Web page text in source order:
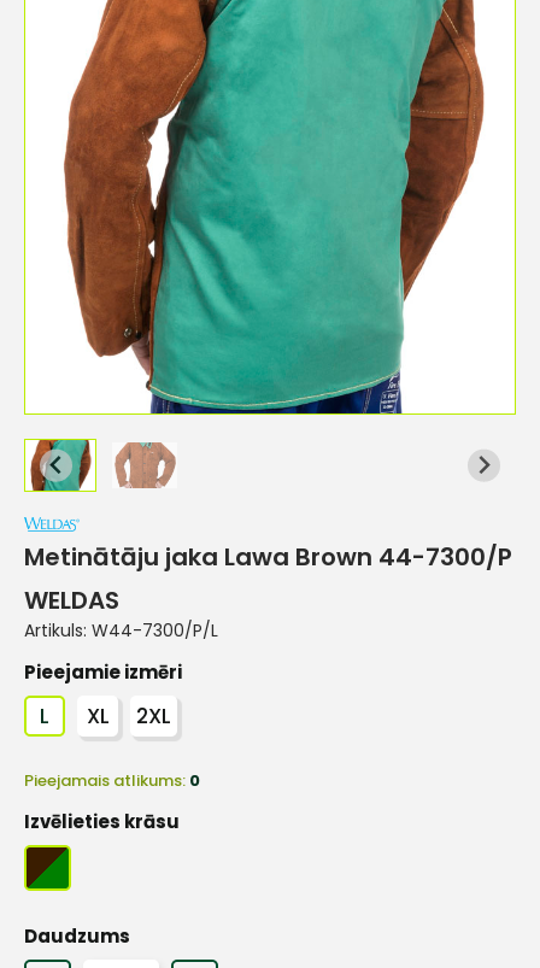
Metinātāju jaka Lawa Brown 44-7300/P
WELDAS
Artikuls: W44-7300/P/L
Pieejamie izmēri
L XL 2XL
Pieejamais atlikums: 0
Izvēlieties krāsu
Daudzums